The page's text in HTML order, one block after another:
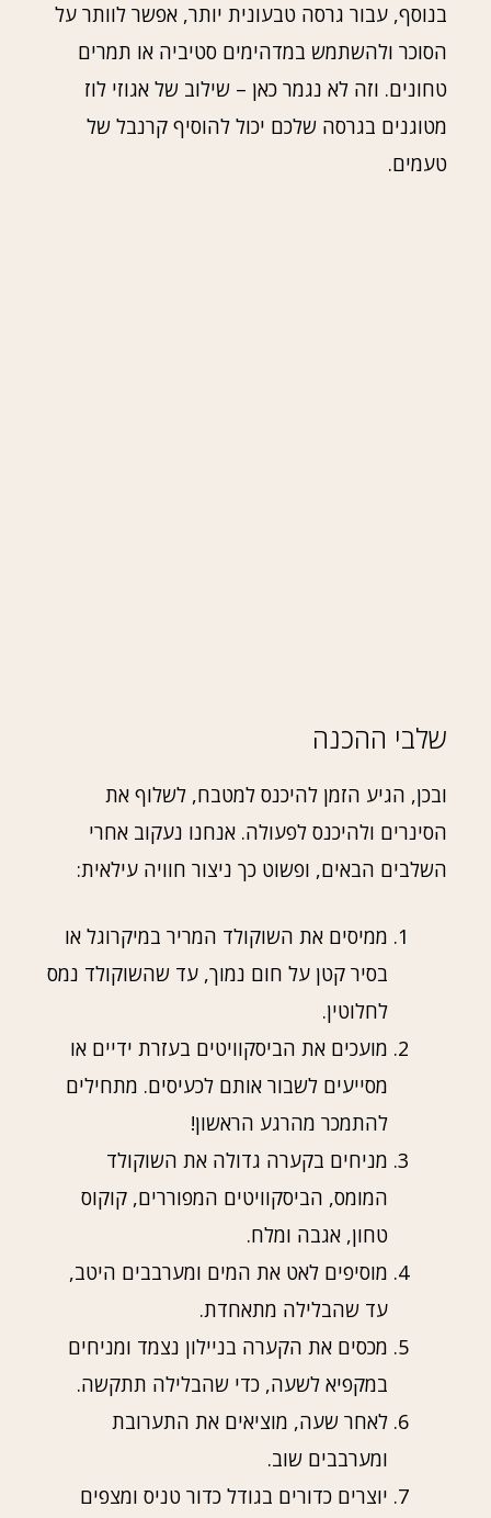
בנוסף, עבור גרסה טבעונית יותר, אפשר לוותר על
הסוכר ולהשתמש במדהימים סטיביה או תמרים
טחונים. וזה לא נגמר כאן – שילוב של אגוזי לוז
מטוגנים בגרסה שלכם יכול להוסיף קרנבל של
טעמים.
שלבי ההכנה
ובכן, הגיע הזמן להיכנס למטבח, לשלוף את
הסינרים ולהיכנס לפעולה. אנחנו נעקוב אחרי
השלבים הבאים, ופשוט כך ניצור חוויה עילאית:
ממיסים את השוקולד המריר במיקרוגל או
בסיר קטן על חום נמוך, עד שהשוקולד נמס
לחלוטין.
מועכים את הביסקוויטים בעזרת ידיים או
מסייעים לשבור אותם לכעיסים. מתחילים
להתמכר מהרגע הראשון!
מניחים בקערה גדולה את השוקולד
המומס, הביסקוויטים המפוררים, קוקוס
טחון, אגבה ומלח.
מוסיפים לאט את המים ומערבבים היטב,
עד שהבלילה מתאחדת.
מכסים את הקערה בניילון נצמד ומניחים
במקפיא לשעה, כדי שהבלילה תתקשה.
לאחר שעה, מוציאים את התערובת
ומערבבים שוב.
יוצרים כדורים בגודל כדור טניס ומצפים